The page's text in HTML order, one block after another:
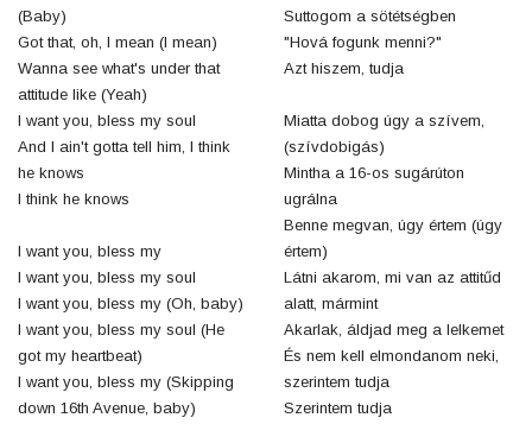
(Baby)
Got that, oh, I mean (I mean)
Wanna see what's under that
attitude like (Yeah)
I want you, bless my soul
And I ain't gotta tell him, I think
he knows
I think he knows
I want you, bless my
I want you, bless my soul
I want you, bless my (Oh, baby)
I want you, bless my soul (He
got my heartbeat)
I want you, bless my (Skipping
down 16th Avenue, baby)
Suttogom a sötétségben
"Hová fogunk menni?"
Azt hiszem, tudja
Miatta dobog úgy a szívem,
(szívdobigás)
Mintha a 16-os sugárúton
ugrálna
Benne megvan, úgy értem (úgy
értem)
Látni akarom, mi van az attitűd
alatt, mármint
Akarlak, áldjad meg a lelkemet
És nem kell elmondanom neki,
szerintem tudja
Szerintem tudja